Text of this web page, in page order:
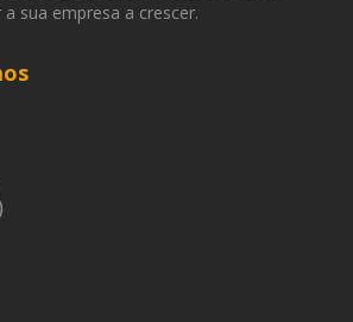
sua empresa a crescer.